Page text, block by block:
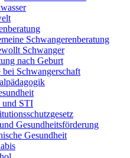
Schwangerenberatung
Schwanger
nach Geburt
bei Schwangerschaft
STI
Gesundheitsförderung
Gesundheit